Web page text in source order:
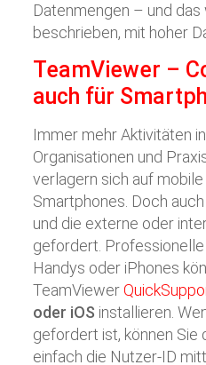
Datenmengen – und
beschrieben, mit hoher
TeamViewer –
auch für
Immer mehr Aktivitäten
Organisationen und
verlagern sich auf
Smartphones. Doch
und die externe oder
gefordert.
Handys oder iPhones
TeamViewer
oder iOS installieren.
gefordert ist, können Sie
einfach die Nutzer-ID